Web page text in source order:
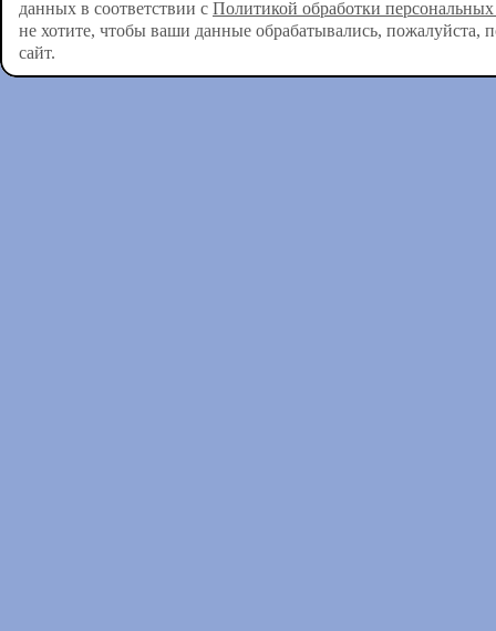
данных в соответствии с Политикой обработки
не хотите, чтобы ваши данные обрабатывались, пожалуйста,
сайт.